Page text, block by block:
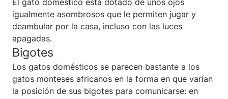
igualmente asombrosos que le permiten jugar y
deambular por la casa, incluso con las luces
apagadas.
Bigotes
Los gatos domésticos se parecen bastante a los
gatos monteses africanos en la forma en que varían
la posición de sus bigotes para comunicarse: en